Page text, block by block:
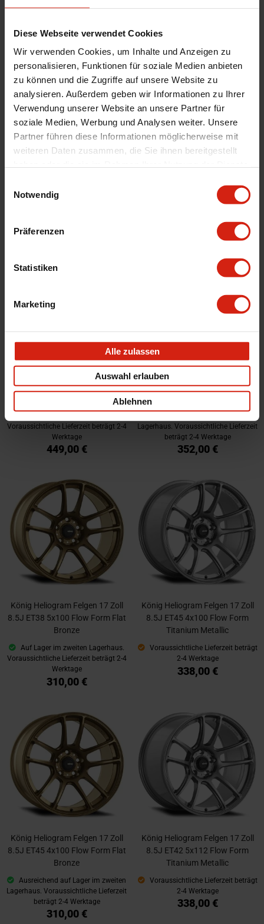
Diese Webseite verwendet Cookies
Wir verwenden Cookies, um Inhalte und Anzeigen zu
personalisieren, Funktionen für soziale Medien anbieten
zu können und die Zugriffe auf unsere Website zu
analysieren. Außerdem geben wir Informationen zu Ihrer
Verwendung unserer Website an unsere Partner für
soziale Medien, Werbung und Analysen weiter. Unsere
Partner führen diese Informationen möglicherweise mit
weiteren Daten zusammen, die Sie ihnen bereitgestellt
Notwendig
Präferenzen
Statistiken
Marketing
Alle zulassen
Auswahl erlauben
Ablehnen
König Heliogram Felgen 18 Zoll
9.5J ET35 5x114.3 Flow Form
Flat Bronze
uns für die Lieferzeit.
König Heliogram Felgen 18 Zoll
8.5J ET42 5x112 Flow Form
Titanium Metallic
Begrenzter Lagerbestand,
kontaktieren Sie uns für die
Verfügbarkeit und Lieferzeit.
König Heliogram Felgen 18 Zoll
8.5J ET32 5x114.3 Flow Form
Voraussichtliche Lieferzeit beträgt 2-4
Werktage
449,00 €
König Heliogram Felgen 18 Zoll
8.5J ET32 5x120 Flow Form Flat
Lagerhaus. Voraussichtliche Lieferzeit
beträgt 2-4 Werktage
352,00 €
König Heliogram Felgen 17 Zoll
8.5J ET38 5x100 Flow Form Flat
Bronze
Auf Lager im zweiten Lagerhaus.
Voraussichtliche Lieferzeit beträgt 2-4
Werktage
310,00 €
König Heliogram Felgen 17 Zoll
8.5J ET45 4x100 Flow Form
Titanium Metallic
Voraussichtliche Lieferzeit beträgt
2-4 Werktage
338,00 €
König Heliogram Felgen 17 Zoll
8.5J ET45 4x100 Flow Form Flat
Bronze
Ausreichend auf Lager im zweiten
Lagerhaus. Voraussichtliche Lieferzeit
beträgt 2-4 Werktage
310,00 €
König Heliogram Felgen 17 Zoll
8.5J ET42 5x112 Flow Form
Titanium Metallic
Voraussichtliche Lieferzeit beträgt
2-4 Werktage
338,00 €